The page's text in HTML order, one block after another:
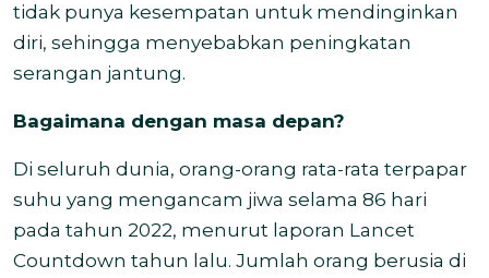
tidak punya kesempatan untuk mendinginkan
diri, sehingga menyebabkan peningkatan
serangan jantung.
Bagaimana dengan masa depan?
Di seluruh dunia, orang-orang rata-rata terpapar
suhu yang mengancam jiwa selama 86 hari
pada tahun 2022, menurut laporan Lancet
Countdown tahun lalu. Jumlah orang berusia di